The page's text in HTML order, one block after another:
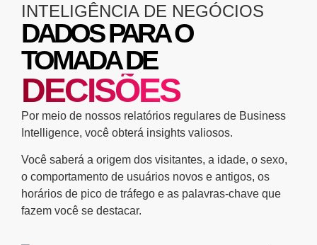
INTELIGÊNCIA DE NEGÓCIOS
DADOS PARA O
TOMADA DE
DECISÕES
Por meio de nossos relatórios regulares de Business
Intelligence, você obterá insights valiosos.
Você saberá a origem dos visitantes, a idade, o sexo,
o comportamento de usuários novos e antigos, os
horários de pico de tráfego e as palavras-chave que
fazem você se destacar.